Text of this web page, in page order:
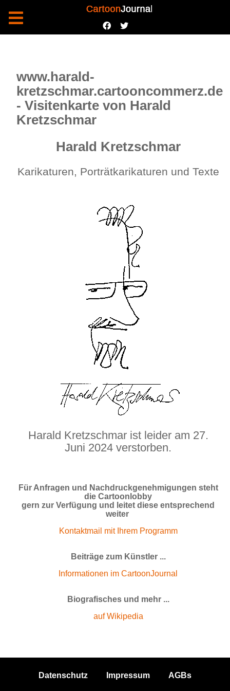
www.harald-
kretzschmar.cartooncommerz.de
- Visitenkarte von Harald
Kretzschmar
Harald Kretzschmar
Karikaturen, Porträtkarikaturen und Texte
Harald Kretzschmar ist leider am 27.
Juni 2024 verstorben.
Für Anfragen und Nachdruckgenehmigungen steht
die Cartoonlobby
gern zur Verfügung und leitet diese entsprechend
weiter
Kontaktmail mit Ihrem Programm
Beiträge zum Künstler ...
Informationen im CartoonJournal
Biografisches und mehr ...
auf Wikipedia
Datenschutz Impressum AGBs